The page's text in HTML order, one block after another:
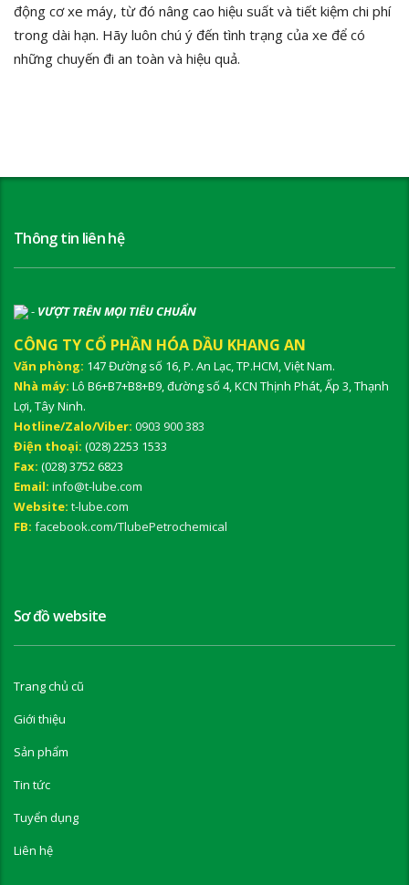
động cơ xe máy, từ đó nâng cao hiệu suất và tiết kiệm chi phí
trong dài hạn. Hãy luôn chú ý đến tình trạng của xe để có
những chuyến đi an toàn và hiệu quả.
Thông tin liên hệ
- VƯỢT TRÊN MỌI TIÊU CHUẨN
CÔNG TY CỔ PHẦN HÓA DẦU KHANG AN
Văn phòng: 147 Đường số 16, P. An Lạc, TP.HCM, Việt Nam.
Nhà máy: Lô B6+B7+B8+B9, đường số 4, KCN Thịnh Phát, Ấp 3, Thạnh
Lợi, Tây Ninh.
Hotline/Zalo/Viber: 0903 900 383
Điện thoại: (028) 2253 1533
Fax: (028) 3752 6823
Email: info@t-lube.com
Website: t-lube.com
FB: facebook.com/TlubePetrochemical
Sơ đồ website
Trang chủ cũ
Giới thiệu
Sản phẩm
Tin tức
Tuyển dụng
Liên hệ